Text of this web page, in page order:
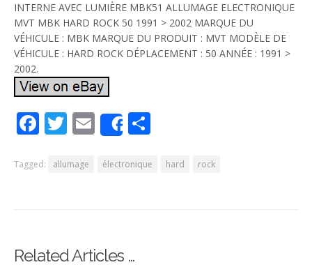
INTERNE AVEC LUMIÈRE MBK51 ALLUMAGE ELECTRONIQUE
MVT MBK HARD ROCK 50 1991 > 2002 MARQUE DU
VÉHICULE : MBK MARQUE DU PRODUIT : MVT MODÈLE DE
VÉHICULE : HARD ROCK DÉPLACEMENT : 50 ANNÉE : 1991 >
2002.
Facebook
Twitter
Email
SharePartager
Tagged: allumage électronique hard rock
Related Articles …